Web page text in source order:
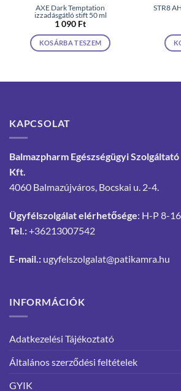
AXE Dark Temptation
izzadásgátló stift 50 ml
1 090 Ft
KOSÁRBA TESZEM
STR8
KAPCSOLAT
Balmazpharm Egészségügyi
Kft.
4060 Balmazújváros, Bocskai u. 2-4.
Ügyfélszolgálat elérhetősége: H-P 8-16
Tel.:+36213007542
E-mail.: ugyfelszolgalat@patikamra.hu
INFORMÁCIÓK
Adatkezelési Tájékoztató
Általános szerződési feltételek
GYIK